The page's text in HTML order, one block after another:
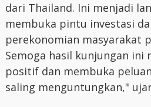
dari Thailand. Ini menjadi
membuka pintu investasi
perekonomian masyarakat
Semoga hasil kunjungan ini
positif dan membuka
saling menguntungkan,"